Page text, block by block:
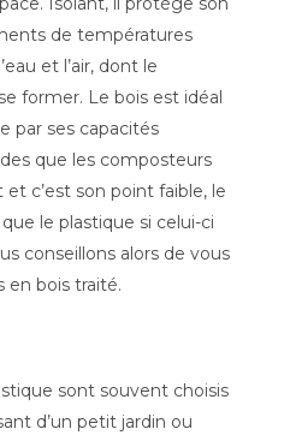
de températures
et l’air, dont le
former. Le bois est idéal
par ses capacités
que les composteurs
c’est son point faible, le
le plastique si celui-ci
conseillons alors de vous
en bois traité.
sont souvent choisis
d’un petit jardin ou